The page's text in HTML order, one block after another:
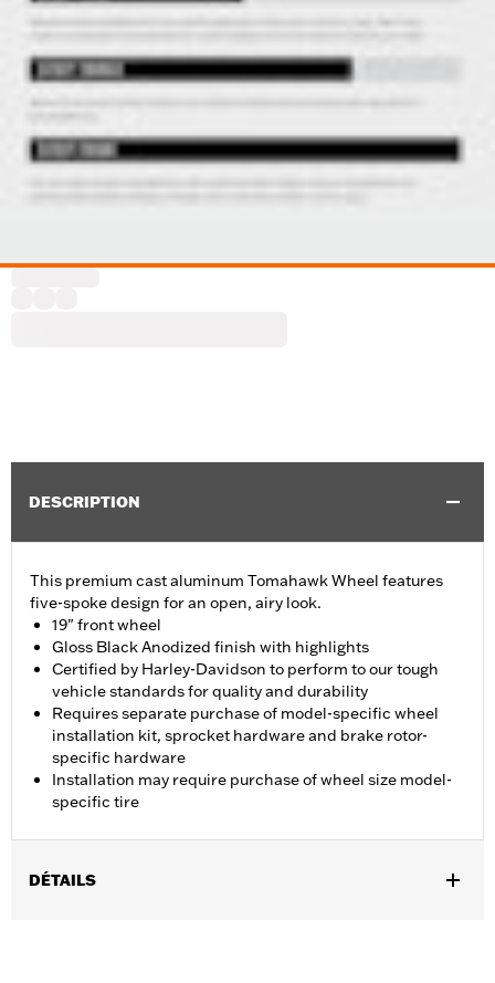
DESCRIPTION
This premium cast aluminum Tomahawk Wheel features
five-spoke design for an open, airy look.
19" front wheel
Gloss Black Anodized finish with highlights
Certified by Harley-Davidson to perform to our tough
vehicle standards for quality and durability
Requires separate purchase of model-specific wheel
installation kit, sprocket hardware and brake rotor-
specific hardware
Installation may require purchase of wheel size model-
specific tire
DÉTAILS